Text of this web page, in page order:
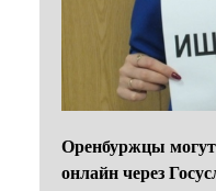
Оренбуржцы
онлайн через